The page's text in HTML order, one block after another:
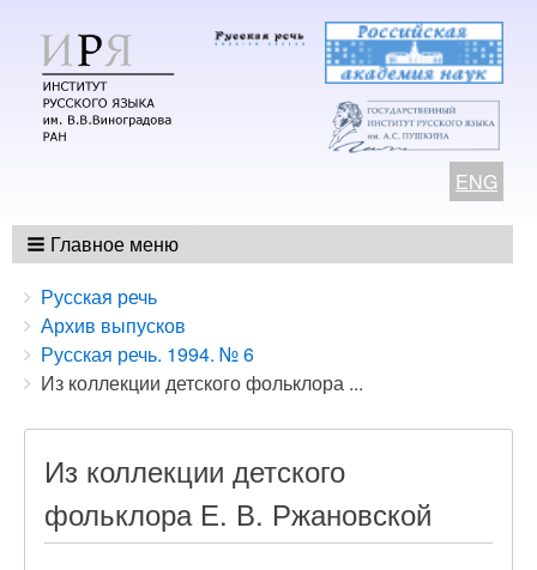
ENG
Главное меню
Breadcrumbs
You
are
here:
Русская речь
Архив выпусков
Русская речь. 1994. № 6
Из коллекции детского фольклора ...
Из коллекции детского
фольклора Е. В. Ржановской